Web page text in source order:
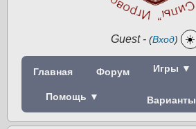
Guest- (Вход) ☀️
Главная Форум Игры ▼
Помощь ▼ Варианты